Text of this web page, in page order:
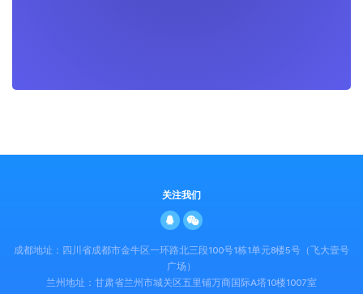
关注我们
成都地址：四川省成都市金牛区一环路北三段100号1栋1单元8楼5号（飞大壹号
广场）
兰州地址：甘肃省兰州市城关区五里铺万商国际A塔10楼1007室